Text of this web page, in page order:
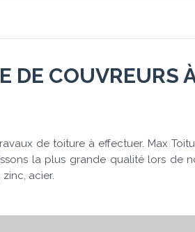
DE COUVREURS
de toiture à effectuer. Max
la plus grande qualité lors de
acier.